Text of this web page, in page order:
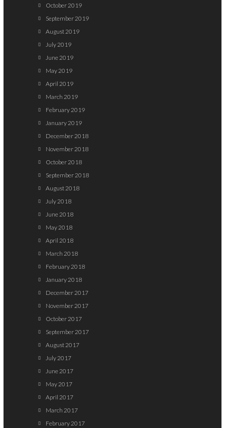
October 2019
September 2019
August 2019
July 2019
June 2019
May 2019
April 2019
March 2019
February 2019
January 2019
December 2018
November 2018
October 2018
September 2018
August 2018
July 2018
June 2018
May 2018
April 2018
March 2018
February 2018
January 2018
December 2017
November 2017
October 2017
September 2017
August 2017
July 2017
June 2017
May 2017
April 2017
March 2017
February 2017